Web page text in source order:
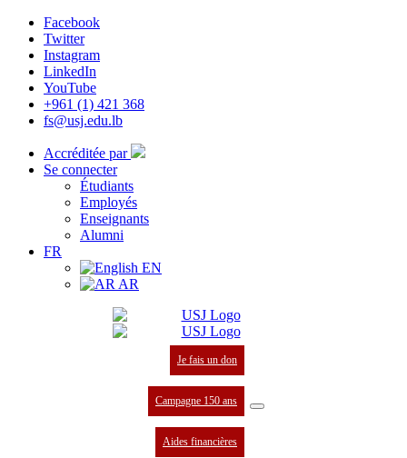
Facebook
Twitter
Instagram
LinkedIn
YouTube
+961 (1) 421 368
fs@usj.edu.lb
Accréditée par
Se connecter
Étudiants
Employés
Enseignants
Alumni
FR
EN
AR
Je fais un don
Campagne 150 ans
Aides financières